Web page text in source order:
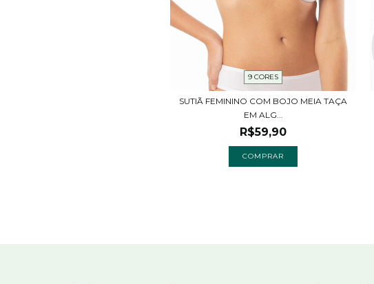
9 CORES
SUTIÃ FEMININO COM BOJO MEIA TAÇA
EM ALG...
R$59,90
COMPRAR